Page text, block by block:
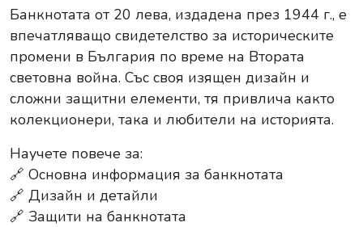
Банкнотата от 20 лева, издадена през 1944 г., е
впечатляващо свидетелство за историческите
промени в България по време на Втората
световна война. Със своя изящен дизайн и
сложни защитни елементи, тя привлича както
колекционери, така и любители на историята.
Научете повече за:
🔗 Основна информация за банкнотата
🔗 Дизайн и детайли
🔗 Защити на банкнотата